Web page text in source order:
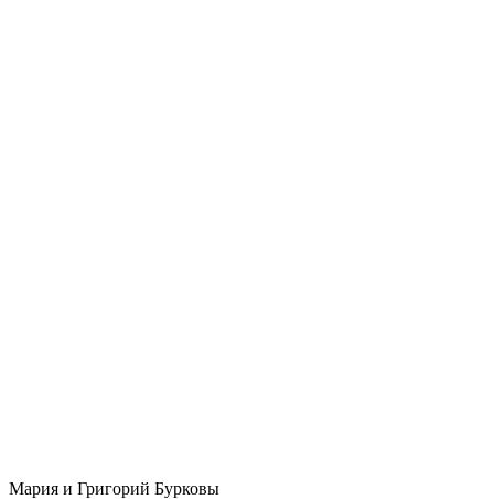
Мария и Григорий Бурковы